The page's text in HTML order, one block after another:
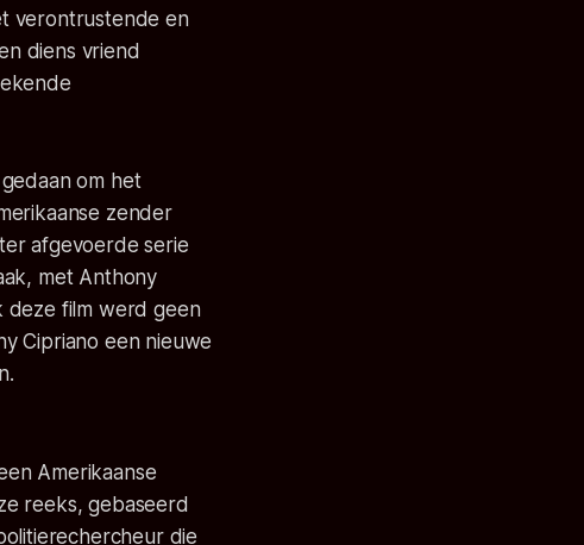
verontrustende en
diens vriend
om het
zender
afgevoerde serie
met Anthony
deze film werd geen
Cipriano een nieuwe
Amerikaanse
reeks, gebaseerd
die